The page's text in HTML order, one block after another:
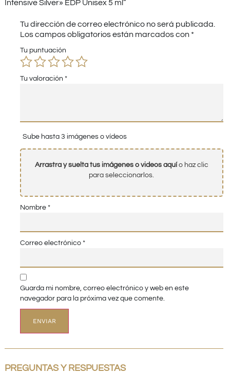
Intensive Silver» EDP Unisex 5 ml”
Tu dirección de correo electrónico no será publicada.
Los campos obligatorios están marcados con *
Tu puntuación
Tu valoración *
Sube hasta 3 imágenes o vídeos
Arrastra y suelta tus imágenes o videos aquío haz clic
para seleccionarlos.
Nombre *
Correo electrónico *
Guarda mi nombre, correo electrónico y web en este
navegador para la próxima vez que comente.
PREGUNTAS Y RESPUESTAS